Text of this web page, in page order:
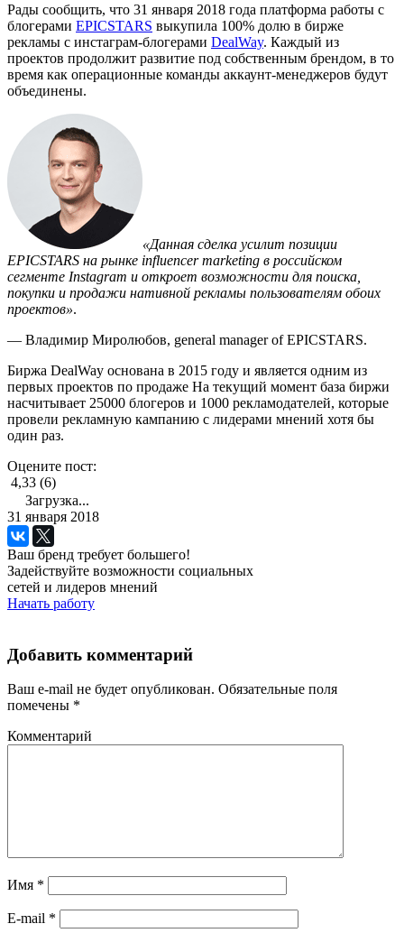
Рады сообщить, что 31 января 2018 года платформа работы с
блогерами EPICSTARS выкупила 100% долю в бирже
рекламы с инстаграм-блогерами DealWay. Каждый из
проектов продолжит развитие под собственным брендом, в то
время как операционные команды аккаунт-менеджеров будут
объединены.
«Данная сделка усилит позиции
EPICSTARS на рынке influencer marketing в российском
сегменте Instagram и откроет возможности для поиска,
покупки и продажи нативной рекламы пользователям обоих
проектов».
— Владимир Миролюбов, general manager of EPICSTARS.
Биржа DealWay основана в 2015 году и является одним из
первых проектов по продаже На текущий момент база биржи
насчитывает 25000 блогеров и 1000 рекламодателей, которые
провели рекламную кампанию с лидерами мнений хотя бы
один раз.
Оцените пост:
4,33 (6)
Загрузка...
31 января 2018
Ваш бренд требует большего!
Задействуйте возможности социальных
сетей и лидеров мнений
Начать работу
Добавить комментарий
Ваш e-mail не будет опубликован. Обязательные поля
помечены *
Комментарий
Имя *
E-mail *